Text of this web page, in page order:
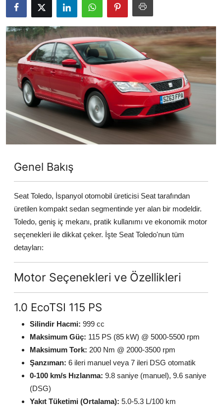
Motosiklet
Paketler
Yağlar
Oto Bilgi
Genel Bakış
Seat Toledo, İspanyol otomobil üreticisi Seat tarafından
üretilen kompakt sedan segmentinde yer alan bir modeldir.
Toledo, geniş iç mekanı, pratik kullanımı ve ekonomik motor
seçenekleri ile dikkat çeker. İşte Seat Toledo'nun tüm
detayları:
Motor Seçenekleri ve Özellikleri
1.0 EcoTSI 115 PS
Silindir Hacmi: 999 cc
Maksimum Güç: 115 PS (85 kW) @ 5000-5500 rpm
Maksimum Tork: 200 Nm @ 2000-3500 rpm
Şanzıman: 6 ileri manuel veya 7 ileri DSG otomatik
0-100 km/s Hızlanma: 9.8 saniye (manuel), 9.6 saniye
(DSG)
Yakıt Tüketimi (Ortalama): 5.0-5.3 L/100 km